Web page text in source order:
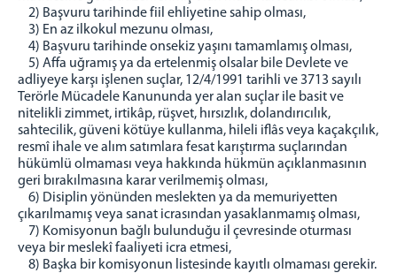
2) Başvuru tarihinde fiil ehliyetine sahip olması,
3) En az ilkokul mezunu olması,
4) Başvuru tarihinde onsekiz yaşını tamamlamış olması,
5) Affa uğramış ya da ertelenmiş olsalar bile Devlete ve
adliyeye karşı işlenen suçlar, 12/4/1991 tarihli ve 3713 sayılı
Terörle Mücadele Kanununda yer alan suçlar ile basit ve
nitelikli zimmet, irtikâp, rüşvet, hırsızlık, dolandırıcılık,
sahtecilik, güveni kötüye kullanma, hileli iflâs veya kaçakçılık,
resmî ihale ve alım satımlara fesat karıştırma suçlarından
hükümlü olmaması veya hakkında hükmün açıklanmasının
geri bırakılmasına karar verilmemiş olması,
6) Disiplin yönünden meslekten ya da memuriyetten
çıkarılmamış veya sanat icrasından yasaklanmamış olması,
7) Komisyonun bağlı bulunduğu il çevresinde oturması
veya bir meslekî faaliyeti icra etmesi,
8) Başka bir komisyonun listesinde kayıtlı olmaması gerekir.